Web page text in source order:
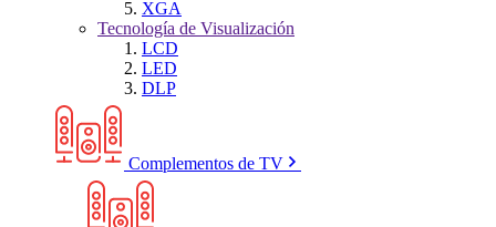
XGA
Tecnología de Visualización
LCD
LED
DLP
Complementos de TV